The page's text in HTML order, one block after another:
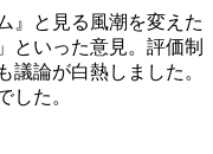
』と見る風潮を変えた
といった意見。評価制
議論が白熱しました。
した。